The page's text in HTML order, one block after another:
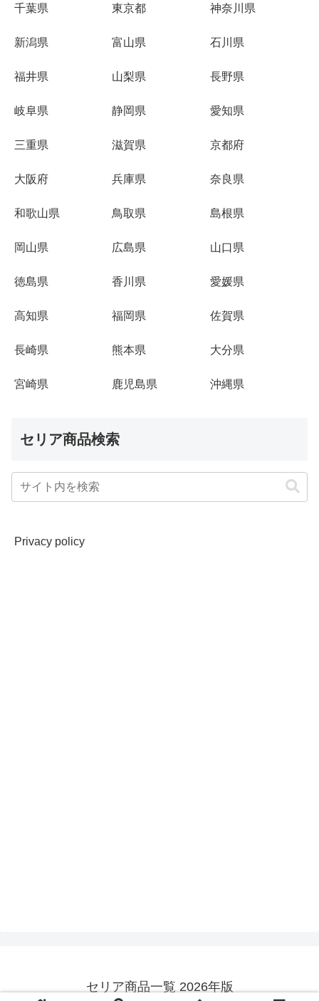
千葉県 東京都 神奈川県
新潟県 富山県 石川県
福井県 山梨県 長野県
岐阜県 静岡県 愛知県
三重県 滋賀県 京都府
大阪府 兵庫県 奈良県
和歌山県 鳥取県 島根県
岡山県 広島県 山口県
徳島県 香川県 愛媛県
高知県 福岡県 佐賀県
長崎県 熊本県 大分県
宮崎県 鹿児島県 沖縄県
セリア商品検索
Privacy policy
セリア商品一覧 2026年版